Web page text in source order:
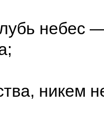
небес
никем